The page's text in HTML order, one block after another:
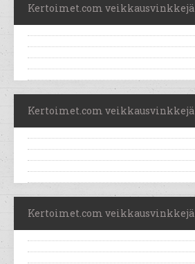
Kertoimet.com veikkausvinkkejä
Kertoimet.com veikkausvinkkejä
Kertoimet.com veikkausvinkkejä